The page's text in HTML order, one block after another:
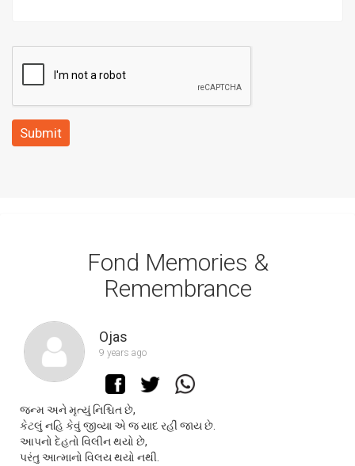
Submit
Fond Memories &
Remembrance
Ojas
9 years ago
જન્મ અને મૃત્યું નિશ્ચિત છે,
કેટલું નહિ કેવું જીવ્યા એ જ યાદ રહીં જાય છે.
આપનો દેહતો વિલીન થયો છે,
પરંતુ આત્માનો વિલય થયો નથી.